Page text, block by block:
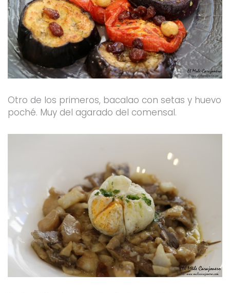
Otro de los primeros, bacalao con setas y huevo
poché. Muy del agarado del comensal.